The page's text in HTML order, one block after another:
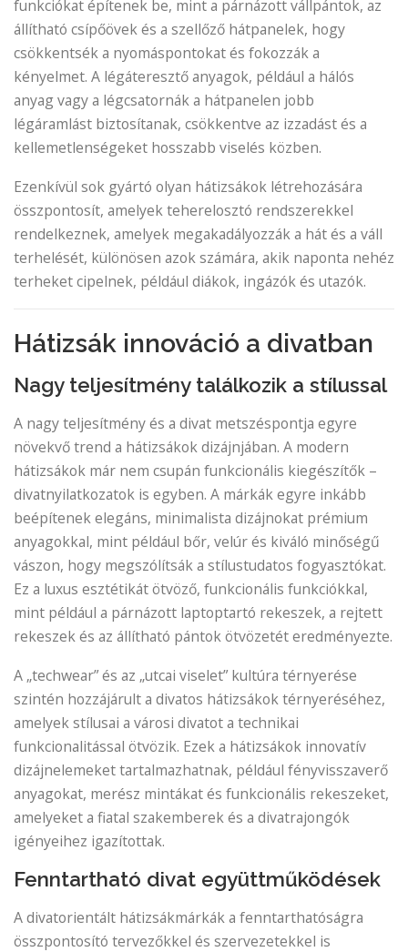
funkciókat építenek be, mint a párnázott vállpántok, az
állítható csípőövek és a szellőző hátpanelek, hogy
csökkentsék a nyomáspontokat és fokozzák a
kényelmet. A légáteresztő anyagok, például a hálós
anyag vagy a légcsatornák a hátpanelen jobb
légáramlást biztosítanak, csökkentve az izzadást és a
kellemetlenségeket hosszabb viselés közben.
Ezenkívül sok gyártó olyan hátizsákok létrehozására
összpontosít, amelyek teherelosztó rendszerekkel
rendelkeznek, amelyek megakadályozzák a hát és a váll
terhelését, különösen azok számára, akik naponta nehéz
terheket cipelnek, például diákok, ingázók és utazók.
Hátizsák innováció a divatban
Nagy teljesítmény találkozik a stílussal
A nagy teljesítmény és a divat metszéspontja egyre
növekvő trend a hátizsákok dizájnjában. A modern
hátizsákok már nem csupán funkcionális kiegészítők –
divatnyilatkozatok is egyben. A márkák egyre inkább
beépítenek elegáns, minimalista dizájnokat prémium
anyagokkal, mint például bőr, velúr és kiváló minőségű
vászon, hogy megszólítsák a stílustudatos fogyasztókat.
Ez a luxus esztétikát ötvöző, funkcionális funkciókkal,
mint például a párnázott laptoptartó rekeszek, a rejtett
rekeszek és az állítható pántok ötvözetét eredményezte.
A „techwear” és az „utcai viselet” kultúra térnyerése
szintén hozzájárult a divatos hátizsákok térnyeréséhez,
amelyek stílusai a városi divatot a technikai
funkcionalitással ötvözik. Ezek a hátizsákok innovatív
dizájnelemeket tartalmazhatnak, például fényvisszaverő
anyagokat, merész mintákat és funkcionális rekeszeket,
amelyeket a fiatal szakemberek és a divatrajongók
igényeihez igazítottak.
Fenntartható divat együttműködések
A divatorientált hátizsákmárkák a fenntarthatóságra
összpontosító tervezőkkel és szervezetekkel is